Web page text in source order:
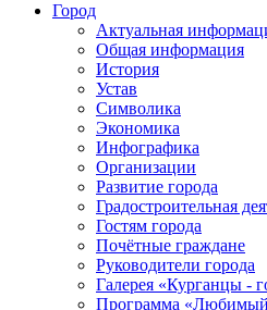
Город
Актуальная
Общая информация
История
Устав
Символика
Экономика
Инфографика
Организации
Развитие города
Градостроительная
Гостям города
Почётные граждане
Руководители города
Галерея «Курганцы -
Программа «Любимый